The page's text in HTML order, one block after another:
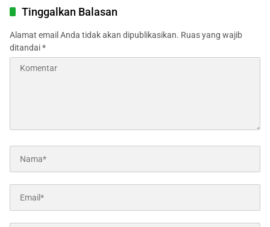
Tinggalkan Balasan
Alamat email Anda tidak akan dipublikasikan. Ruas yang wajib
ditandai*